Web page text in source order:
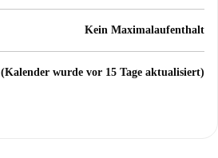
Kein Maximalaufenthalt
(Kalender wurde vor 15 Tage aktualisiert)